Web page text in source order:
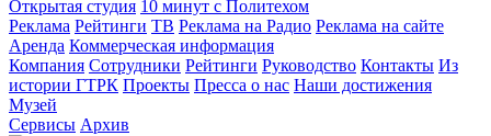
Открытая студия 10 минут с Политехом
Реклама Рейтинги ТВ Реклама на Радио Реклама на сайте
Аренда Коммерческая информация
Компания Сотрудники Рейтинги Руководство Контакты Из
истории ГТРК Проекты Пресса о нас Наши достижения
Музей
Сервисы Архив